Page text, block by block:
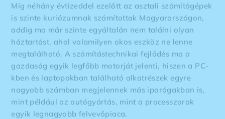
Míg néhány évtizeddel ezelőtt az asztali számítógépek
is szinte kuriózumnak számítottak Magyarországon,
addig ma már szinte egyáltalán nem találni olyan
háztartást, ahol valamilyen okos eszköz ne lenne
megtalálható. A számítástechnikai fejlődés ma a
gazdaság egyik legfőbb motorját jelenti, hiszen a PC-
kben és laptopokban található alkatrészek egyre
nagyobb számban megjelennek más iparágakban is,
mint például az autógyártás, mint a processzorok
egyik legnagyobb felvevőpiaca.